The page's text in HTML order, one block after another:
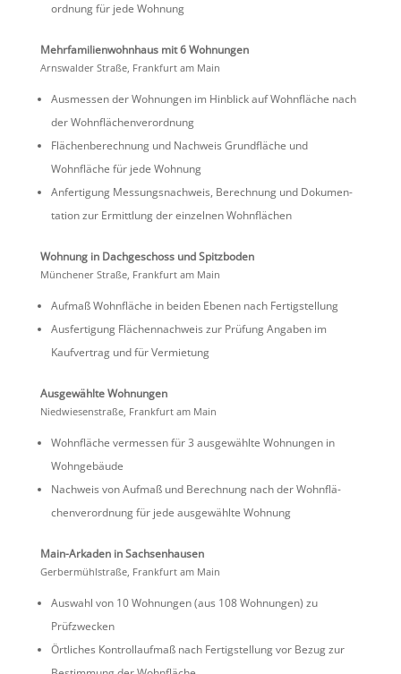
ord­nung für jede Wohnung
Mehrfa­mi­li­en­wohn­haus mit 6 Wohnungen
Arnswalder Straße, Frank­furt am Main
Ausmessen der Wohnungen im Hinblick auf Wohnfläche nach
der Wohnflächenverordnung
Flächen­be­rech­nung und Nachweis Grund­fläche und
Wohnfläche für jede Wohnung
Anfer­ti­gung Messungs­nach­weis, Berech­nung und Dokumen­
ta­tion zur Ermitt­lung der einzelnen Wohnflächen
Wohnung in Dachge­schoss und Spitzboden
Münchener Straße, Frank­furt am Main
Aufmaß Wohnfläche in beiden Ebenen nach Fertigstellung
Ausfer­ti­gung Flächen­nach­weis zur Prüfung Angaben im
Kaufver­trag und für Vermietung
Ausge­wählte Wohnungen
Niedwie­sen­straße, Frank­furt am Main
Wohnfläche vermessen für 3 ausge­wählte Wohnungen in
Wohngebäude
Nachweis von Aufmaß und Berech­nung nach der Wohnflä­
chen­ver­ord­nung für jede ausge­wählte Wohnung
Main-Arkaden in Sachsenhausen
Gerber­mühl­straße, Frank­furt am Main
Auswahl von 10 Wohnungen (aus 108 Wohnungen) zu
Prüfzwecken
Örtli­ches Kontroll­aufmaß nach Fertig­stel­lung vor Bezug zur